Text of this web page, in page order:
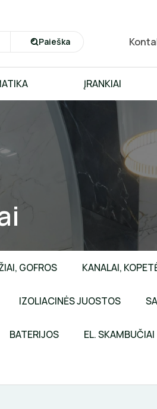
Paieška
ĮRANKIAI
GOFROS KANALAI,
IZOLIACINĖS JUOSTOS
BATERIJOS EL. SKAMBUČIAI